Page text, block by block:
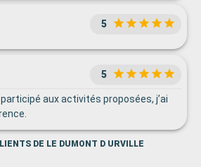
5
5
aux activités proposées, j’ai
DE LE DUMONT D URVILLE